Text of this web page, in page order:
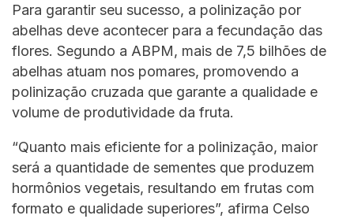
Para garantir seu sucesso, a polinização por
abelhas deve acontecer para a fecundação das
flores. Segundo a ABPM, mais de 7,5 bilhões de
abelhas atuam nos pomares, promovendo a
polinização cruzada que garante a qualidade e
volume de produtividade da fruta.
“Quanto mais eficiente for a polinização, maior
será a quantidade de sementes que produzem
hormônios vegetais, resultando em frutas com
formato e qualidade superiores”, afirma Celso